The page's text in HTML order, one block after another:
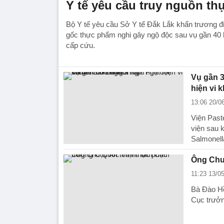
Y tế yêu cầu truy nguồn
Bộ Y tế yêu cầu Sở Y tế Đắk Lắk khẩn trương
gốc thực phẩm nghi gây ngộ độc sau vụ gần 40
cấp cứu.
Vụ gần
hiện vi
13:06 20/
Viện
viện sau
Ông
11:23 13/
Bà Đào
Cục